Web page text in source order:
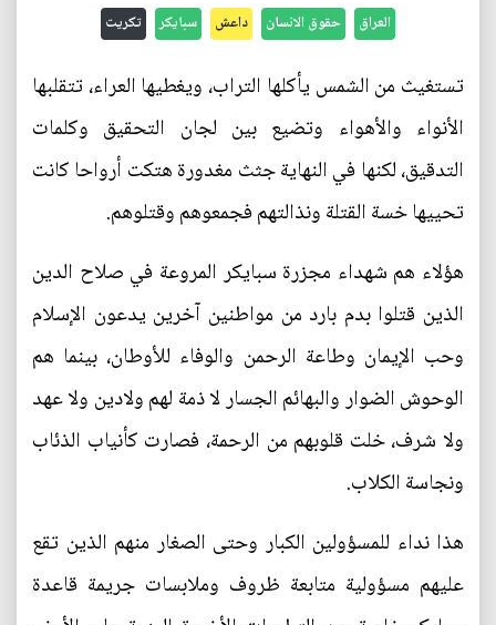
العراق حقوق الانسان داعش سبايكر تكريت
تستغيث من الشمس يأكلها التراب، ويغطيها العراء، تتقلبها
الأنواء والأهواء وتضيع بين لجان التحقيق وكلمات
التدقيق، لكنها في النهاية جثث مغدورة هتكت أرواحا كانت
تحييها خسة القتلة ونذالتهم فجمعوهم وقتلوهم.
هؤلاء هم شهداء مجزرة سبايكر المروعة في صلاح الدين
الذين قتلوا بدم بارد من مواطنين آخرين يدعون الإسلام
وحب الإيمان وطاعة الرحمن والوفاء للأوطان، بينما هم
الوحوش الضوار والبهائم الجسار لا ذمة لهم ولادين ولا عهد
ولا شرف، خلت قلوبهم من الرحمة، فصارت كأنياب الذئاب
ونجاسة الكلاب.
هذا نداء للمسؤولين الكبار وحتى الصغار منهم الذين تقع
عليهم مسؤولية متابعة ظروف وملابسات جريمة قاعدة